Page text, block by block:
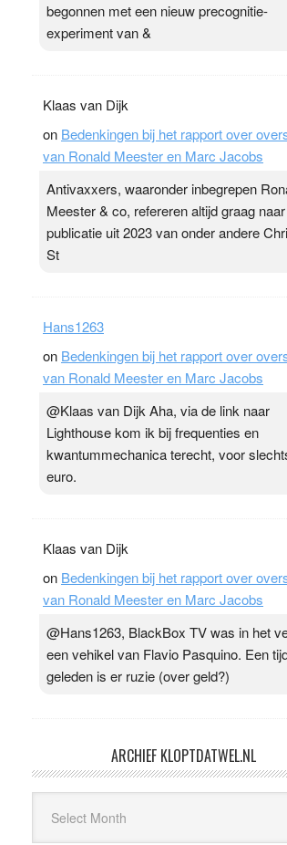
begonnen met een nieuw precognitie-
experiment van &
Klaas van Dijk
on Bedenkingen bij het rapport over
van Ronald Meester en Marc Jacobs
Antivaxxers, waaronder inbegrepen
Meester & co, refereren altijd graag
publicatie uit 2023 van onder andere
St
Hans1263
on Bedenkingen bij het rapport over
van Ronald Meester en Marc Jacobs
@Klaas van Dijk Aha, via de link naar
Lighthouse kom ik bij frequenties en
kwantummechanica terecht, voor
euro.
Klaas van Dijk
on Bedenkingen bij het rapport over
van Ronald Meester en Marc Jacobs
@Hans1263, BlackBox TV was in het
een vehikel van Flavio Pasquino. Een
geleden is er ruzie (over geld?)
ARCHIEF KLOPTDATWEL.NL
Kloptdatwel.nl